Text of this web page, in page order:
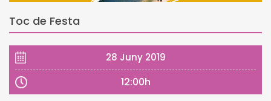
Toc de Festa
28 Juny 2019
12:00h